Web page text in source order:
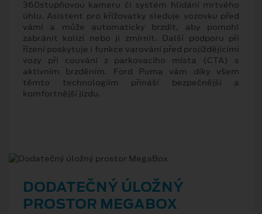
360stupňovou kameru či systém hlídání mrtvého
úhlu. Asistent pro křižovatky sleduje vozovku před
vámi a může automaticky brzdit, aby pomohl
zabránit kolizi nebo ji zmírnit. Další podporu při
řízení poskytuje i funkce varování před projíždějícími
vozy při couvání z parkovacího místa (CTA) s
aktivním brzděním. Ford Puma vám díky všem
těmto technologiím přináší bezpečnější a
komfortnější jízdu.
DODATEČNÝ ÚLOŽNÝ
PROSTOR MEGABOX